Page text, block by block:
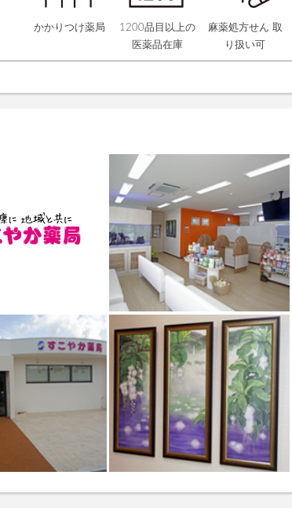
かかりつけ薬局
1200品目以上の
医薬品在庫
麻薬処方せん 取
り扱い可